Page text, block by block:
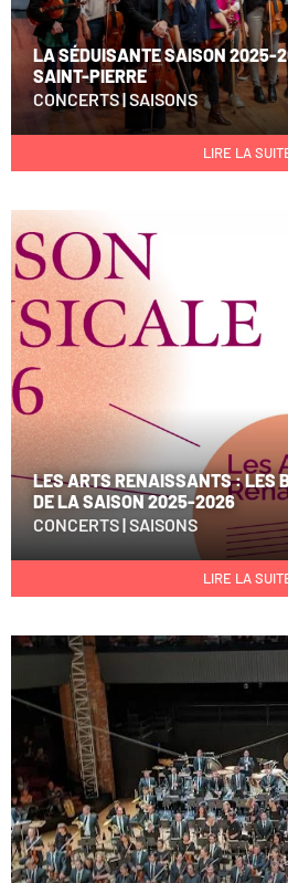
LA SÉDUISANTE SAISON 2025-
SAINT-PIERRE
CONCERTS|SAISONS
LIRE LA
LES ARTS RENAISSANTS : LES
DE LA SAISON 2025-2026
CONCERTS|SAISONS
LIRE LA